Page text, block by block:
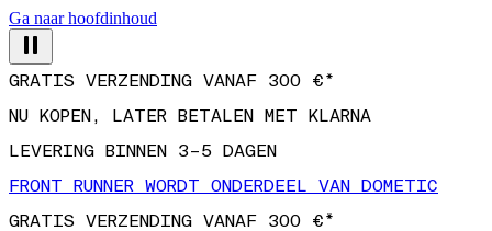
Ga naar hoofdinhoud
NU KOPEN, LATER BETALEN MET KLARNA
LEVERING BINNEN 3–5 DAGEN
FRONT RUNNER WORDT ONDERDEEL VAN DOMETIC
GRATIS VERZENDING VANAF 300 €*
NU KOPEN, LATER BETALEN MET KLARNA